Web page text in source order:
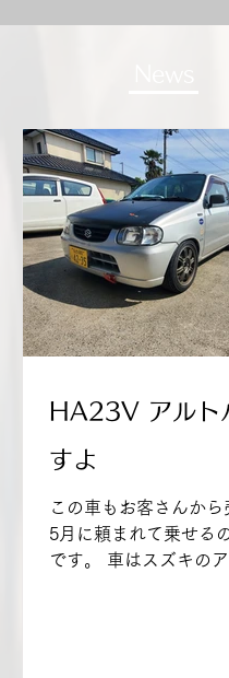
HA23V アルト
すよ
この車もお客さんから
5月に頼まれて乗せる
です。 車はスズキの